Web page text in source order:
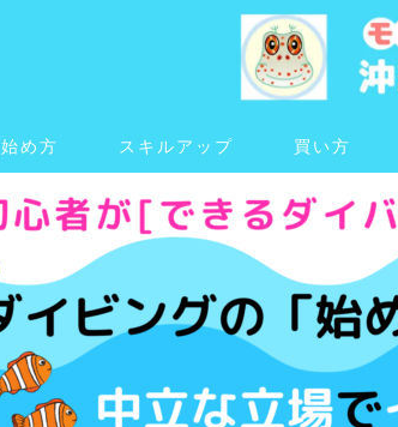
始め方 スキルアップ 買い方